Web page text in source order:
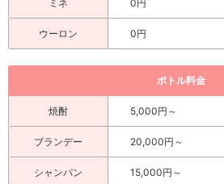
ミネ 0円
ウーロン 0円
ボトル料金
焼酎 5,000円～
ブランデー 20,000円～
シャンパン 15,000円～